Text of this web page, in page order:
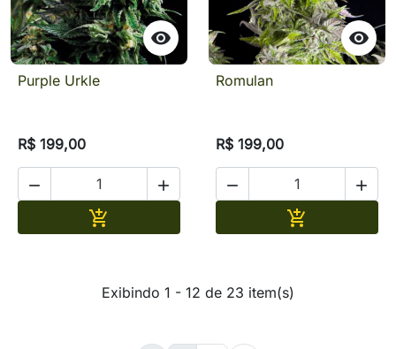

Purple Urkle
R$ 199,00
 


Romulan
R$ 199,00
 

Exibindo 1 - 12 de 23 item(s)